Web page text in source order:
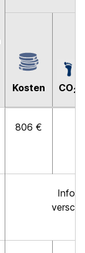
Kosten CO2
806 €